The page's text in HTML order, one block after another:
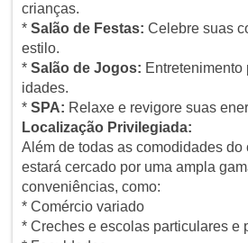
crianças.
* Salão de Festas: Celebre suas
estilo.
* Salão de Jogos: Entretenimento
idades.
* SPA: Relaxe e revigore suas
Localização Privilegiada:
Além de todas as comodidades do
estará cercado por uma ampla
conveniências, como:
* Comércio variado
* Creches e escolas particulares e